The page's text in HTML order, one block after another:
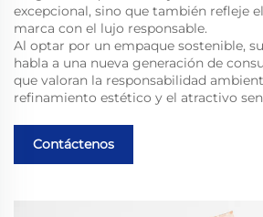
excepcional, sino que también refleje
marca con el lujo responsable.
Al optar por un empaque sostenible,
habla a una nueva generación de
que valoran la responsabilidad
refinamiento estético y el atractivo
Contáctenos